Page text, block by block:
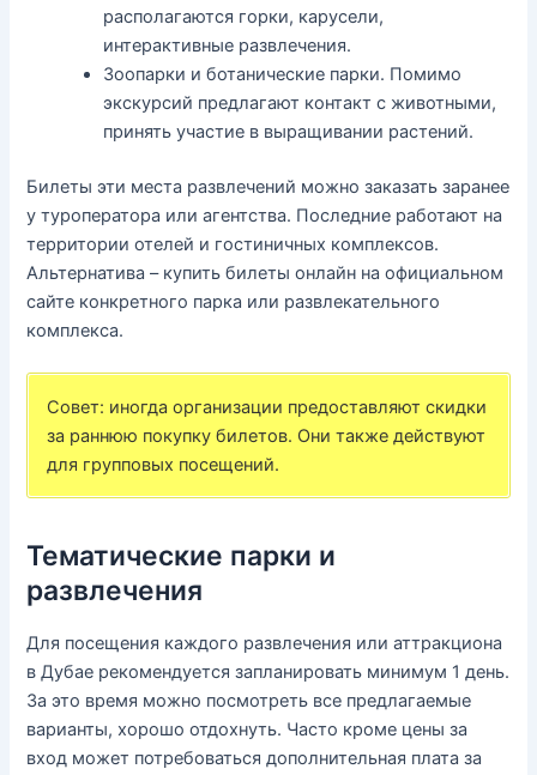
располагаются горки, карусели,
интерактивные развлечения.
Зоопарки и ботанические парки. Помимо
экскурсий предлагают контакт с животными,
принять участие в выращивании растений.
Билеты эти места развлечений можно заказать заранее
у туроператора или агентства. Последние работают на
территории отелей и гостиничных комплексов.
Альтернатива – купить билеты онлайн на официальном
сайте конкретного парка или развлекательного
комплекса.
Совет: иногда организации предоставляют скидки
за раннюю покупку билетов. Они также действуют
для групповых посещений.
Тематические парки и
развлечения
Для посещения каждого развлечения или аттракциона
в Дубае рекомендуется запланировать минимум 1 день.
За это время можно посмотреть все предлагаемые
варианты, хорошо отдохнуть. Часто кроме цены за
вход может потребоваться дополнительная плата за